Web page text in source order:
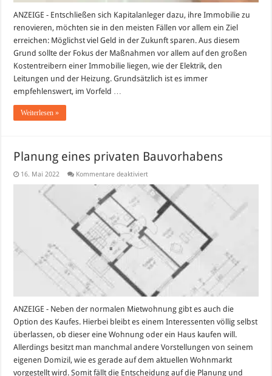
ANZEIGE - Entschließen sich Kapitalanleger dazu, ihre Immobilie zu
renovieren, möchten sie in den meisten Fällen vor allem ein Ziel
erreichen: Möglichst viel Geld in der Zukunft sparen. Aus diesem
Grund sollte der Fokus der Maßnahmen vor allem auf den großen
Kostentreibern einer Immobilie liegen, wie der Elektrik, den
Leitungen und der Heizung. Grundsätzlich ist es immer
empfehlenswert, im Vorfeld …
Weiterlesen »
Planung eines privaten Bauvorhabens
16. Mai 2022 Kommentare deaktiviertfür
eines
privaten
Bauvorhabens
ANZEIGE - Neben der normalen Mietwohnung gibt es auch die
Option des Kaufes. Hierbei bleibt es einem Interessenten völlig selbst
überlassen, ob dieser eine Wohnung oder ein Haus kaufen will.
Allerdings besitzt man manchmal andere Vorstellungen von seinem
eigenen Domizil, wie es gerade auf dem aktuellen Wohnmarkt
vorgestellt wird. Somit fällt die Entscheidung auf die Planung und